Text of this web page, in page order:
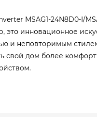
MSAG1-24N8D0-I/
это инновационное
и неповторимым
свой дом более